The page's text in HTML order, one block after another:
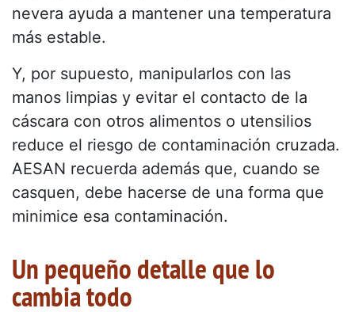
nevera ayuda a mantener una temperatura
más estable.
Y, por supuesto, manipularlos con las
manos limpias y evitar el contacto de la
cáscara con otros alimentos o utensilios
reduce el riesgo de contaminación cruzada.
AESAN recuerda además que, cuando se
casquen, debe hacerse de una forma que
minimice esa contaminación.
Un pequeño detalle que lo
cambia todo